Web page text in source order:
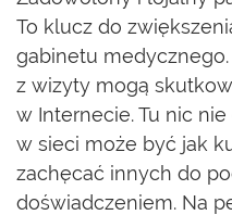
To klucz do
gabinetu
z wizyty mogą
w Internecie. Tu nic
w sieci może być jak
zachęcać innych do
doświadczeniem. Na